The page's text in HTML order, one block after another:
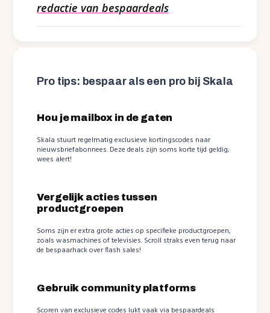
redactie van bespaardeals
Pro tips: bespaar als een pro bij Skala
Hou je mailbox in de gaten
Skala stuurt regelmatig exclusieve kortingscodes naar
nieuwsbriefabonnees. Deze deals zijn soms korte tijd geldig;
wees alert!
Vergelijk acties tussen
productgroepen
Soms zijn er extra grote acties op specifieke productgroepen,
zoals wasmachines of televisies. Scroll straks even terug naar
de bespaarhack over flash sales!
Gebruik community platforms